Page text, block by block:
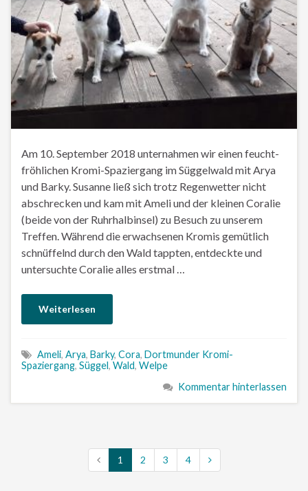
Am 10. September 2018 unternahmen wir einen feucht-
fröhlichen Kromi-Spaziergang im Süggelwald mit Arya
und Barky. Susanne ließ sich trotz Regenwetter nicht
abschrecken und kam mit Ameli und der kleinen Coralie
(beide von der Ruhrhalbinsel) zu Besuch zu unserem
Treffen. Während die erwachsenen Kromis gemütlich
schnüffelnd durch den Wald tappten, entdeckte und
untersuchte Coralie alles erstmal …
Weiterlesen
Ameli, Arya, Barky, Cora, Dortmunder Kromi-
Spaziergang, Süggel, Wald, Welpe
Kommentar hinterlassen
1 2 3 4